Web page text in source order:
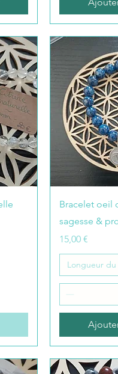
Bracelet oeil
sagesse &
Prix
15,00 €
Longueur